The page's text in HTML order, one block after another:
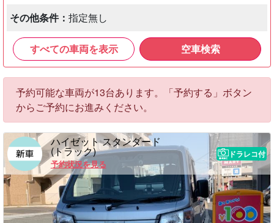
その他条件： 指定無し
すべての車両を表示 空車検索
予約可能な車両が13台あります。「予約する」ボタン
からご予約にお進みください。
ハイゼット スタンダード
(トラック)
予約状況を見る
ドラレコ付